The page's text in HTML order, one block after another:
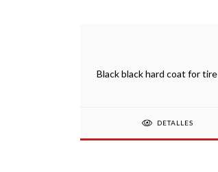
Black black hard coat for tire
DETALLES